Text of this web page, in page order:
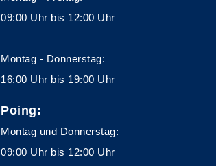
09:00 Uhr bis 12:00 Uhr
Montag - Donnerstag:
16:00 Uhr bis 19:00 Uhr
Poing:
Montag und Donnerstag:
09:00 Uhr bis 12:00 Uhr